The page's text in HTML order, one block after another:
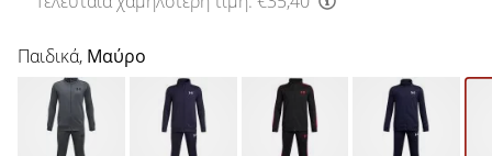
πρεσβευτής
μάρκας
μας.
Παιδικά, Μαύρο